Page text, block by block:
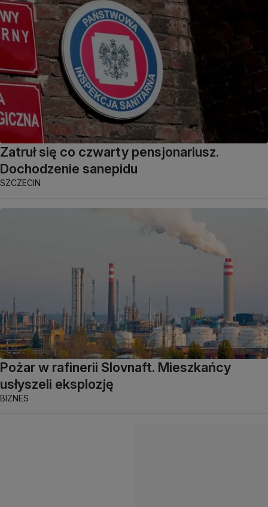
Zatruł się co czwarty pensjonariusz.
Dochodzenie sanepidu
SZCZECIN
Pożar w rafinerii Slovnaft. Mieszkańcy
usłyszeli eksplozję
BIZNES